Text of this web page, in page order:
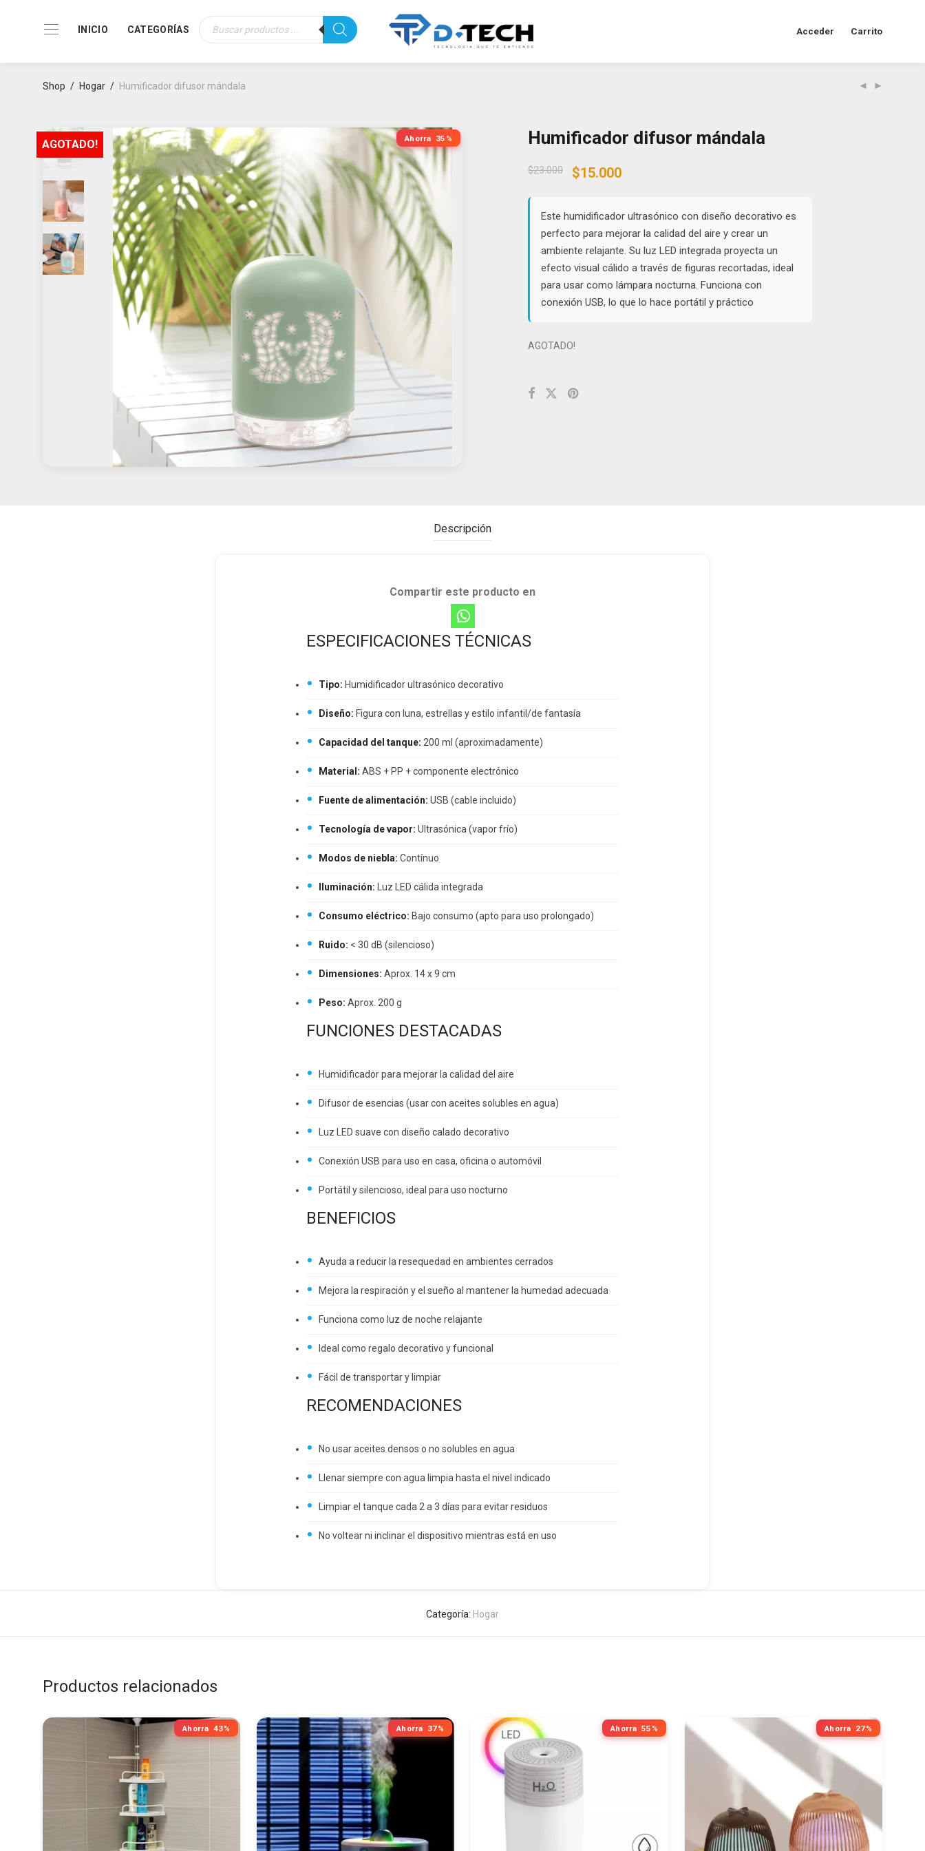
INICIO CATEGORÍAS
Búsqueda
de
Acceder Carrito
Shop / Hogar / Humificador difusor mándala
Ahorra 35%
AGOTADO! Humificador difusor mándala
$23.000
Original
$23.000.
$15.000Current
$15.000.
Este humidificador ultrasónico con diseño decorativo es
perfecto para mejorar la calidad del aire y crear un
ambiente relajante. Su luz LED integrada proyecta un
efecto visual cálido a través de figuras recortadas, ideal
para usar como lámpara nocturna. Funciona con
conexión USB, lo que lo hace portátil y práctico
AGOTADO!
Descripción
Compartir este producto en
ESPECIFICACIONES TÉCNICAS
Tipo: Humidificador ultrasónico decorativo
Diseño: Figura con luna, estrellas y estilo infantil/de fantasía
Capacidad del tanque: 200 ml (aproximadamente)
Material: ABS + PP + componente electrónico
Fuente de alimentación: USB (cable incluido)
Tecnología de vapor: Ultrasónica (vapor frío)
Modos de niebla: Contínuo
Iluminación: Luz LED cálida integrada
Consumo eléctrico: Bajo consumo (apto para uso prolongado)
Ruido: < 30 dB (silencioso)
Dimensiones: Aprox. 14 x 9 cm
Peso: Aprox. 200 g
FUNCIONES DESTACADAS
Humidificador para mejorar la calidad del aire
Difusor de esencias (usar con aceites solubles en agua)
Luz LED suave con diseño calado decorativo
Conexión USB para uso en casa, oficina o automóvil
Portátil y silencioso, ideal para uso nocturno
BENEFICIOS
Ayuda a reducir la resequedad en ambientes cerrados
Mejora la respiración y el sueño al mantener la humedad adecuada
Funciona como luz de noche relajante
Ideal como regalo decorativo y funcional
Fácil de transportar y limpiar
RECOMENDACIONES
No usar aceites densos o no solubles en agua
Llenar siempre con agua limpia hasta el nivel indicado
Limpiar el tanque cada 2 a 3 días para evitar residuos
No voltear ni inclinar el dispositivo mientras está en uso
Categoría: Hogar
Productos relacionados
Ahorra 43% Ahorra 37% Ahorra 55% Ahorra 27%